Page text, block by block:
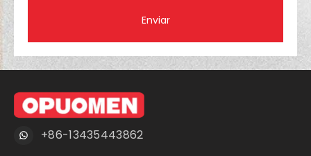
Enviar
+86-13435443862